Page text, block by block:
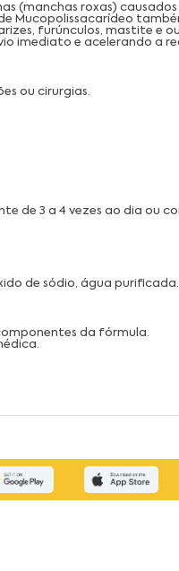
roxas)
Mucopolissacarídeo
furúnculos, mastite e
imediato e acelerando a
ou cirurgias.
de 3 a 4 vezes ao dia ou
de sódio, água purificada.
da fórmula.